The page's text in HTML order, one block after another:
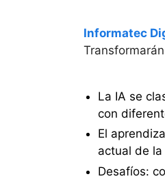
Informatec
La IA se
con
El
actual de
Desafíos: